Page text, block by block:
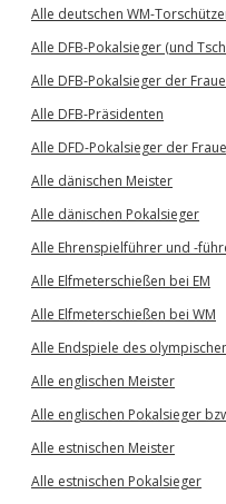
Alle deutschen WM-
Alle DFB-Pokalsieger (und
Alle DFB-Pokalsieger der
Alle DFB-Präsidenten
Alle DFD-Pokalsieger der
Alle dänischen Meister
Alle dänischen Pokalsieger
Alle Ehrenspielführer und -
Alle Elfmeterschießen bei EM
Alle Elfmeterschießen bei WM
Alle Endspiele des
Alle englischen Meister
Alle englischen Pokalsieger
Alle estnischen Meister
Alle estnischen Pokalsieger